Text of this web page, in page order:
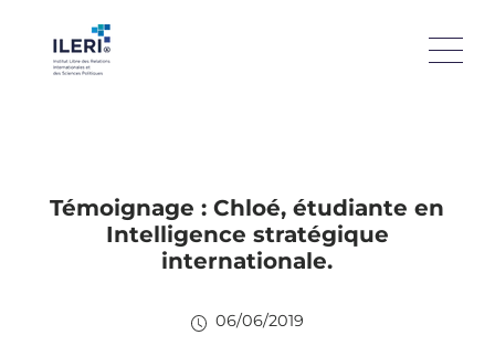
Témoignage : Chloé, étudiante en
Intelligence stratégique
internationale.
06/06/2019